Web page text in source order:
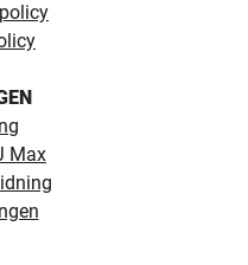
Max